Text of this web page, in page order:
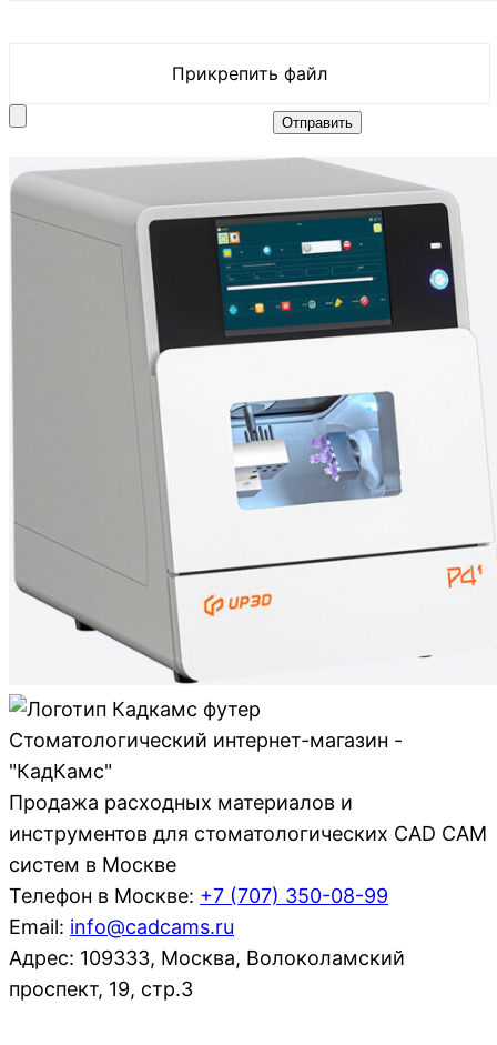
Прикрепить файл
Стоматологический интернет-магазин -
"КадКамс"
Продажа расходных материалов и
инструментов для стоматологических CAD CAM
систем в Москве
Телефон в Москве: +7 (707) 350-08-99
Email: info@cadcams.ru
Адрес: 109333, Москва, Волоколамский
проспект, 19, стр.3